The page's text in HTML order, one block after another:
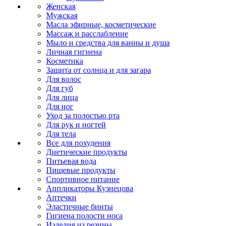
Женская
Мужская
Масла эфирные, косметические
Массаж и расслабление
Мыло и средства для ванны и душа
Личная гигиена
Косметика
Защита от солнца и для загара
Для волос
Для губ
Для лица
Для ног
Уход за полостью рта
Для рук и ногтей
Для тела
Все для похудения
Диетические продукты
Питьевая вода
Пищевые продукты
Спортивное питание
Аппликаторы Кузнецова
Аптечки
Эластичные бинты
Гигиена полости носа